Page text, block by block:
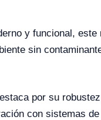
y funcional,
sin
por su
con sistemas